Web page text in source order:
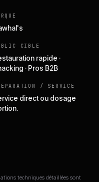
CIBLE
rapide ·
· Pros B2B
/ SERVICE
direct ou dosage
techniques détaillées sont